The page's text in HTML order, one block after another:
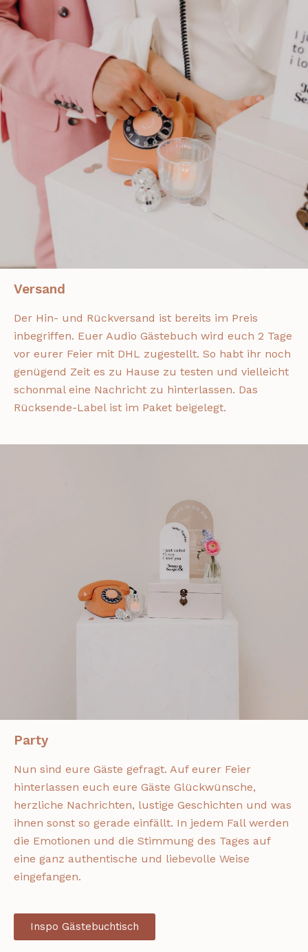
Versand
Der Hin- und Rückversand ist bereits im Preis
inbegriffen. Euer Audio Gästebuch wird euch 2 Tage
vor eurer Feier mit DHL zugestellt. So habt ihr noch
genügend Zeit es zu Hause zu testen und vielleicht
schonmal eine Nachricht zu hinterlassen. Das
Rücksende-Label ist im Paket beigelegt.
Party
Nun sind eure Gäste gefragt. Auf eurer Feier
hinterlassen euch eure Gäste Glückwünsche,
herzliche Nachrichten, lustige Geschichten und was
ihnen sonst so gerade einfällt. In jedem Fall werden
die Emotionen und die Stimmung des Tages auf
eine ganz authentische und liebevolle Weise
eingefangen.
Inspo Gästebuchtisch